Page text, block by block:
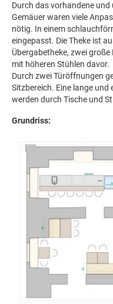
Durch das vorhandene
Gemäuer waren viele
nötig. In einem
eingepasst. Die Theke ist
Übergabetheke, zwei
mit höheren Stühlen davor.
Durch zwei Türöffnungen
Sitzbereich. Eine lange und
werden durch Tische und
Grundriss: